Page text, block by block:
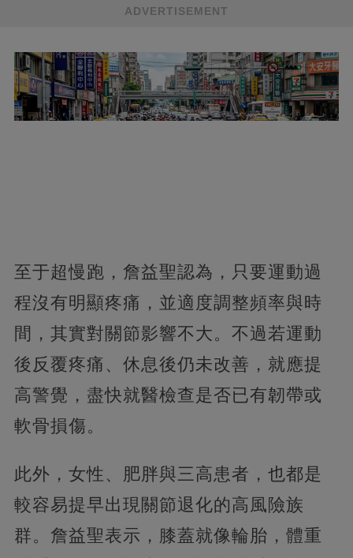
ADVERTISEMENT
至于超慢跑，詹益聖認為，只要運動過
程沒有明顯疼痛，並適度調整頻率與時
間，其實對關節影響不大。不過若運動
後反覆疼痛、休息後仍未改善，就應提
高警覺，盡快就醫檢查是否已有韌帶或
軟骨損傷。
此外，女性、肥胖與三高患者，也都是
較容易提早出現關節退化的高風險族
群。詹益聖表示，膝蓋就像輪胎，體重